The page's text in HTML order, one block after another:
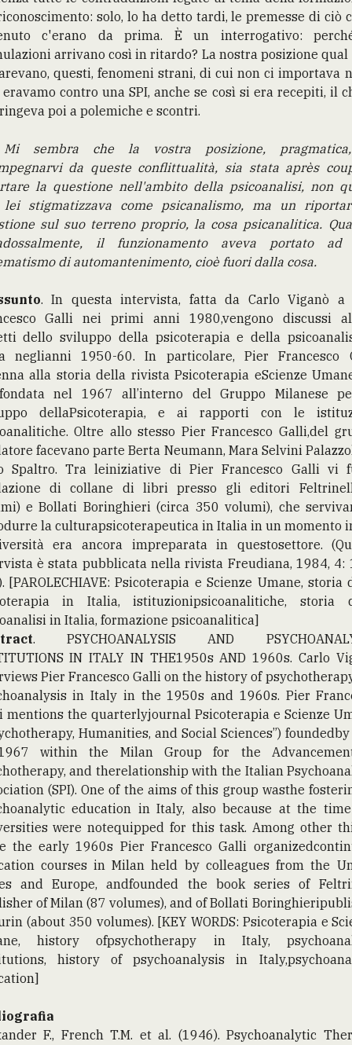
solo, lo ha detto tardi, le premesse di ciò
c'erano da prima. È un interrogativo:
arrivano così in ritardo? La nostra posizione qual
questi, fenomeni strani, di cui non ci importava
eravamo contro una SPI, anche se così si era recepiti, il
poi a polemiche e scontri.
Mi sembra che la vostra posizione,
da queste conflittualità, sia stata après
la questione nell'ambito della psicoanalisi, non
lei stigmatizzava come psicanalismo, ma un
sul suo terreno proprio, la cosa psicanalitica.
il funzionamento aveva portato ad
di automantenimento, cioè fuori dalla cosa.
. In questa intervista, fatta da Carlo Viganò a
Galli nei primi anni 1980,vengono discussi
dello sviluppo della psicoterapia e della
neglianni 1950-60. In particolare, Pier Francesco
alla storia della rivista Psicoterapia eScienze
nel 1967 all’interno del Gruppo Milanese
dellaPsicoterapia, e ai rapporti con le
Oltre allo stesso Pier Francesco Galli,del
facevano parte Berta Neumann, Mara Selvini
Spaltro. Tra leiniziative di Pier Francesco Galli vi
di collane di libri presso gli editori
e Bollati Boringhieri (circa 350 volumi), che
la culturapsicoterapeutica in Italia in un momento
era ancora impreparata in questosettore.
è stata pubblicata nella rivista Freudiana, 1984, 4:
[PAROLECHIAVE: Psicoterapia e Scienze Umane, storia
in Italia, istituzionipsicoanalitiche, storia
in Italia, formazione psicoanalitica]
. PSYCHOANALYSIS AND
IN ITALY IN THE1950s AND 1960s. Carlo
Pier Francesco Galli on the history of
in Italy in the 1950s and 1960s. Pier
mentions the quarterlyjournal Psicoterapia e Scienze
Humanities, and Social Sciences”)
within the Milan Group for the
and therelationship with the Italian
(SPI). One of the aims of this group wasthe
education in Italy, also because at the
were notequipped for this task. Among other
the early 1960s Pier Francesco Galli
courses in Milan held by colleagues from the
and Europe, andfounded the book series of
of Milan (87 volumes), and of Bollati
(about 350 volumes). [KEY WORDS: Psicoterapia e
history ofpsychotherapy in Italy,
history of psychoanalysis in
F., French T.M. et al. (1946). Psychoanalytic